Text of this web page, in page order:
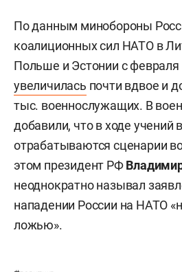
По данным минобороны
коалиционных сил НАТО в
Польше и Эстонии с февраля
увеличилась почти вдвое и
тыс. военнослужащих. В
добавили, что в ходе учений
отрабатываются сценарии
этом президент РФ
неоднократно называл
нападении России на НАТО
ложью».